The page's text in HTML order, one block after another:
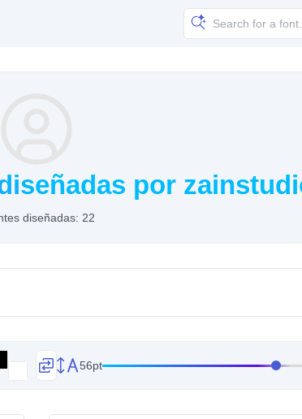
por
diseñadas: 22
56pt